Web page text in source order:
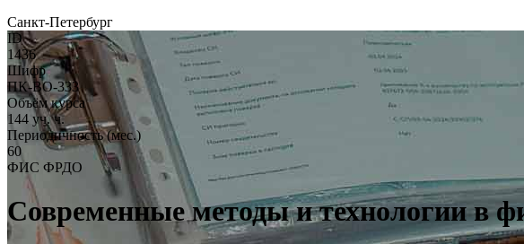
Санкт-Петербург
ID
1436
Шифр
ПК-ВО-333
Объём курса
144 уч. ч.
Периодичность (мес.)
60
ФИС ФРДО
Современные методы и технологии в